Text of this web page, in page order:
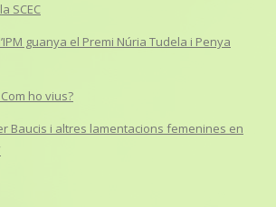
SCEC
guanya el Premi Núria Tudela i Penya
ho vius?
Baucis i altres lamentacions femenines en